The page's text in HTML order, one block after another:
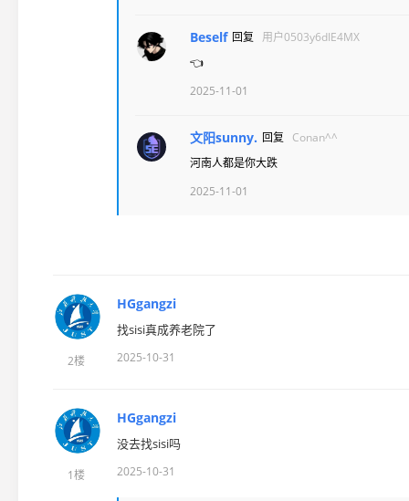
Beself 回复
用户0503y6dIE4MX
👈
2025-11-01
文阳sunny. 回复
Conan^^
河南人都是你大跌
2025-11-01
2楼
HGgangzi
找sisi真成养老院了
2025-10-31
1楼
HGgangzi
没去找sisi吗
2025-10-31